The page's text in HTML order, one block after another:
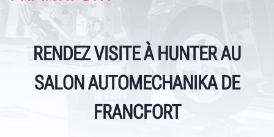
RENDEZ VISITE À HUNTER AU
SALON AUTOMECHANIKA DE
FRANCFORT